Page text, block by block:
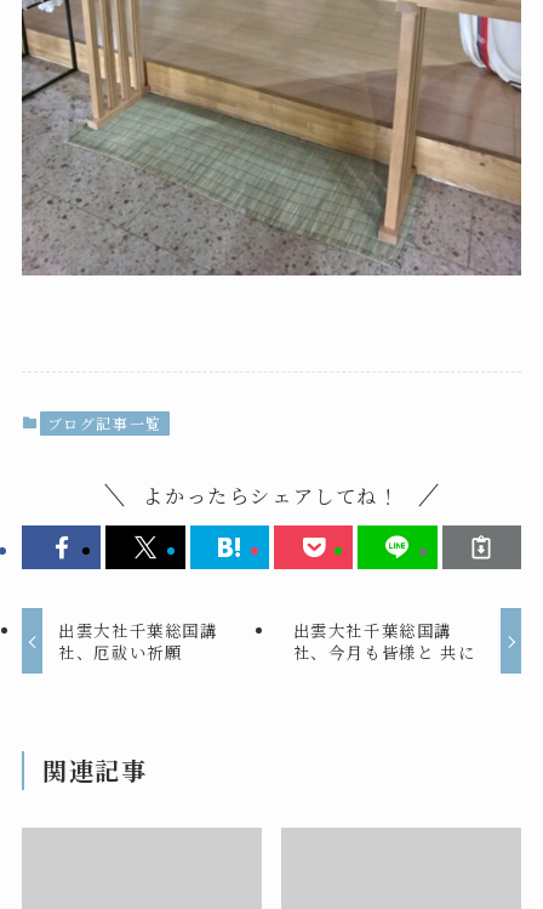
ブログ記事一覧
よかったらシェアしてね！
出雲大社千葉総国講
社、厄祓い祈願
出雲大社千葉総国講
社、今月も皆様と 共に
関連記事